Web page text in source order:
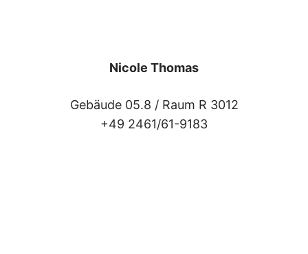
Nicole Thomas
Gebäude 05.8 / Raum R 3012
+49 2461/61-9183